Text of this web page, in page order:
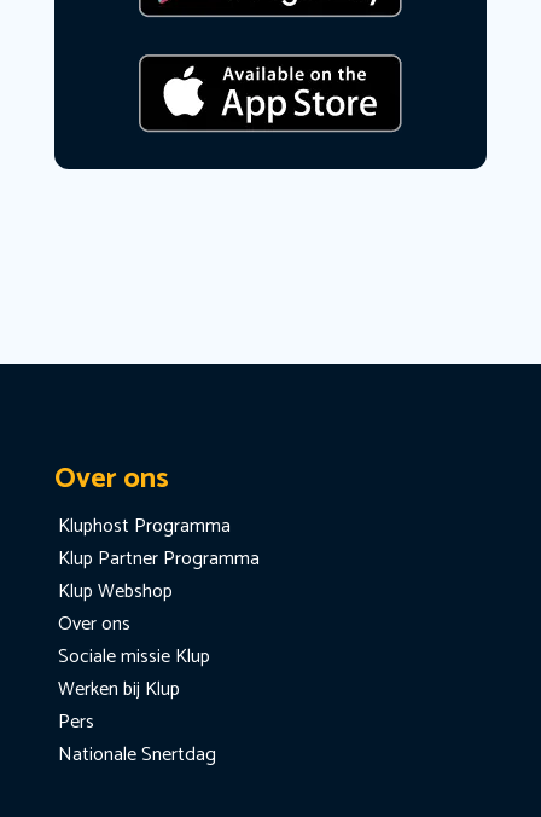
Over ons
Kluphost Programma
Klup Partner Programma
Klup Webshop
Over ons
Sociale missie Klup
Werken bij Klup
Pers
Nationale Snertdag